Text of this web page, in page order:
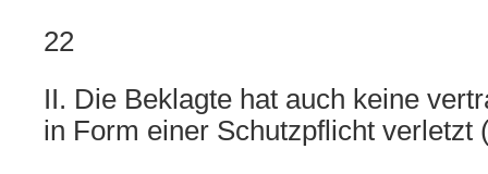
22
II. Die Beklagte hat auch keine
in Form einer Schutzpflicht verletzt